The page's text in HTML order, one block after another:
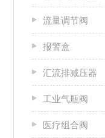
流量调节阀
报警盒
汇流排减压器
工业气瓶阀
医疗组合阀